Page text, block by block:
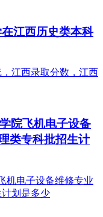
江西历史类本科
院飞机电子设备
类专科批招生计